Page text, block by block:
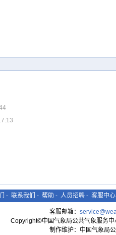
- 联系我们 - 帮助 - 人员招聘 - 客服中心
客服邮箱：
Copyright©中国气象局公共气象服务
制作维护：中国气象局